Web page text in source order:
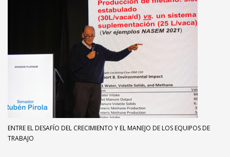
ENTRE EL DESAFÍO DEL CRECIMIENTO Y EL MANEJO DE LOS EQUIPOS DE
TRABAJO